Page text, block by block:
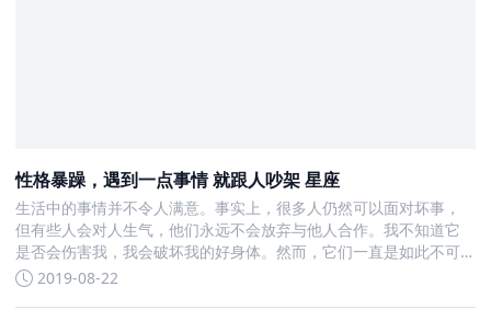
性格暴躁，遇到一点事情 就跟人吵架 星座
生活中的事情并不令人满意。事实上，很多人仍然可以面对坏事，
但有些人会对人生气，他们永远不会放弃与他人合作。我不知道它
是否会伤害我，我会破坏我的好身体。然而，它们一直是如此不可
改变，下次也是如此
2019-08-22